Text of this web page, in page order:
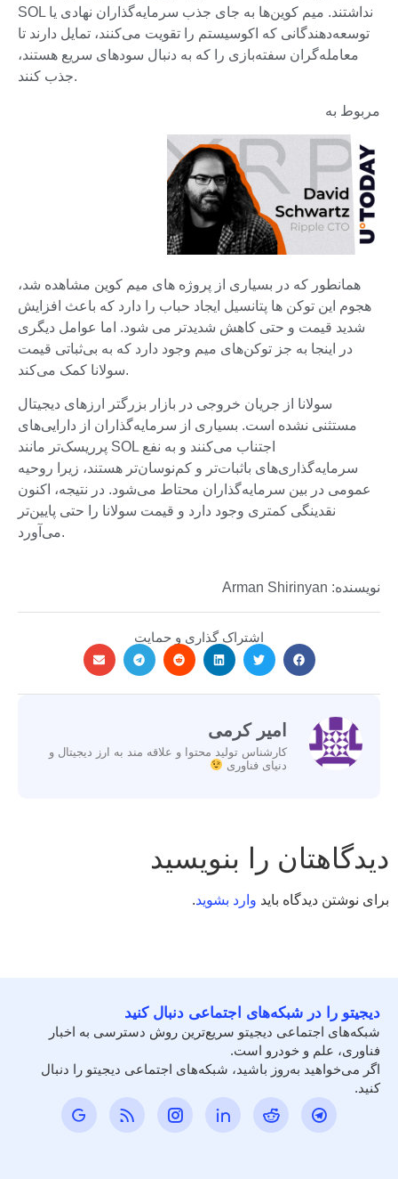
SOL نداشتند. میم کوین‌ها به جای جذب سرمایه‌گذاران نهادی یا
توسعه‌دهندگانی که اکوسیستم را تقویت می‌کنند، تمایل دارند تا
معامله‌گران سفته‌بازی را که به دنبال سودهای سریع هستند،
جذب کنند.
مربوط به
همانطور که در بسیاری از پروژه های میم کوین مشاهده شد،
هجوم این توکن ها پتانسیل ایجاد حباب را دارد که باعث افزایش
شدید قیمت و حتی کاهش شدیدتر می شود. اما عوامل دیگری
در اینجا به جز توکن‌های میم وجود دارد که به بی‌ثباتی قیمت
سولانا کمک می‌کند.
سولانا از جریان خروجی در بازار بزرگتر ارزهای دیجیتال
مستثنی نشده است. بسیاری از سرمایه‌گذاران از دارایی‌های
پرریسک‌تر مانند SOL اجتناب می‌کنند و به نفع
سرمایه‌گذاری‌های باثبات‌تر و کم‌نوسان‌تر هستند، زیرا روحیه
عمومی در بین سرمایه‌گذاران محتاط می‌شود. در نتیجه، اکنون
نقدینگی کمتری وجود دارد و قیمت سولانا را حتی پایین‌تر
می‌آورد.
نویسنده: Arman Shirinyan
اشتراک گذاری و حمایت
امیر کرمی
کارشناس تولید محتوا و علاقه مند به ارز دیجیتال و
دنیای فناوری
دیدگاهتان را بنویسید
برای نوشتن دیدگاه باید وارد بشوید.
دیجیتو را در شبکه‌های اجتماعی دنبال کنید
شبکه‌های اجتماعی دیجیتو سریع‌ترین روش دسترسی به اخبار
فناوری، علم و خودرو است.
اگر می‌خواهید به‌روز باشید، شبکه‌های اجتماعی دیجیتو را دنبال
کنید.